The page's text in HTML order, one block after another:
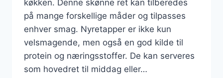
køkken. Denne skønne ret kan tilberedes
på mange forskellige måder og tilpasses
enhver smag. Nyretapper er ikke kun
velsmagende, men også en god kilde til
protein og næringsstoffer. De kan serveres
som hovedret til middag eller…